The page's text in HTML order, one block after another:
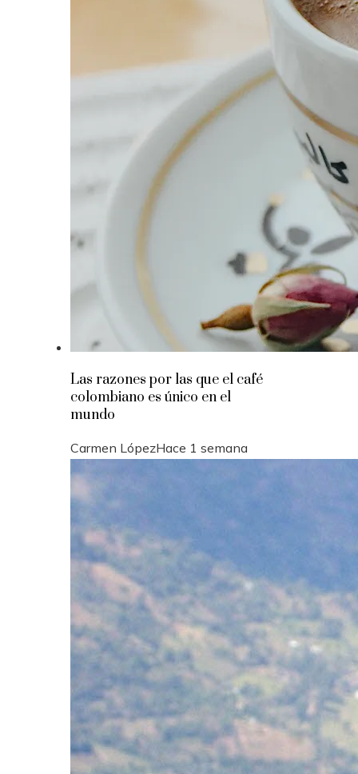
Las razones por las que el café
colombiano es único en el
mundo
Carmen LópezHace 1 semana